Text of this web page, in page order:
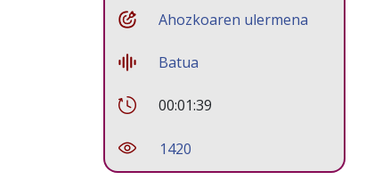
Ahozkoaren ulermena
Batua
00:01:39
1420